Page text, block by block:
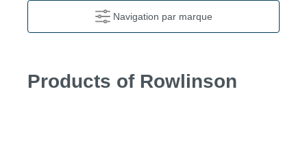
Navigation par marque
Products of Rowlinson